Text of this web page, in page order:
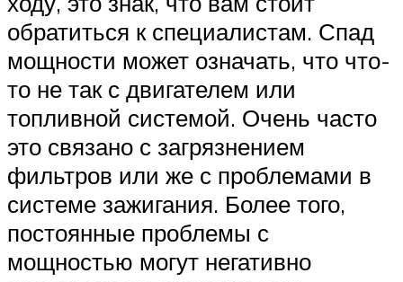
обратиться к специалистам. Спад
мощности может означать, что что-
то не так с двигателем или
топливной системой. Очень часто
это связано с загрязнением
фильтров или же с проблемами в
системе зажигания. Более того,
постоянные проблемы с
мощностью могут негативно